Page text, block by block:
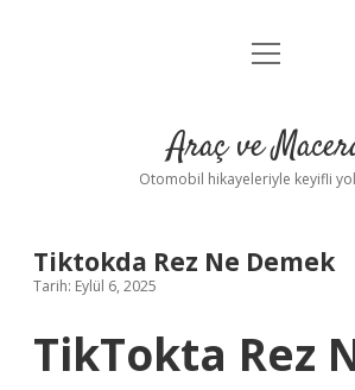
Anasayfa
Yasal Uyarı
menüyü
Araç ve
Otomobil hikayeleriyle keyifli
Tiktokda Rez Ne Demek
Tarih: Eylül 6, 2025
TikTokta Rez